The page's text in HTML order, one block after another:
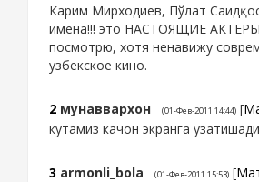
Карим Мирходиев, Пўлат
имена!!! это НАСТОЯЩИЕ
посмотрю, хотя ненавижу
узбекское кино.
2 мунаввархон (01-Фев-2011 14:44) [
кутамиз качон экранга
3 armonli_bola (01-Фев-2011 15:53) [